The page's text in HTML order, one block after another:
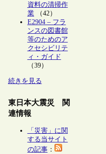
資料の清掃作
業（42）
E2904 – フラ
ンスの図書館
等のためのア
クセシビリテ
ィ・ガイド
（39）
続きを見る
東日本大震災 関
連情報
「災害」に関
する当サイト
の記事：